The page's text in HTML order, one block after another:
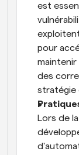
est
pour
maintenir
des
stratégie
Lors de